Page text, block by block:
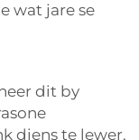
wat jare se
dit by
diens te lewer,